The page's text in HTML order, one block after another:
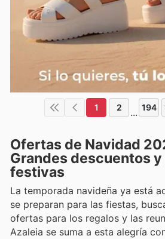
1 2 ... 194
Ofertas de Navidad
Grandes descuentos
festivas
La temporada navideña ya está
se preparan para las fiestas,
ofertas para los regalos y las
Azaleia se suma a esta alegría